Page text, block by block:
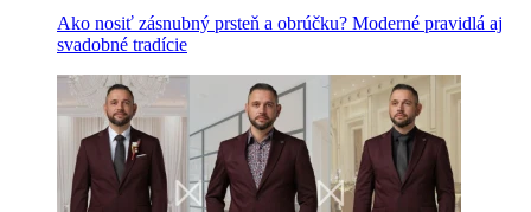
Ako nosiť zásnubný prsteň a obrúčku? Moderné pravidlá aj
svadobné tradície